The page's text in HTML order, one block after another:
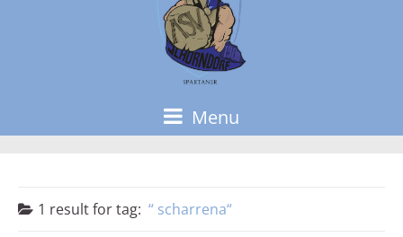
Menu
1 result fortag: scharrena